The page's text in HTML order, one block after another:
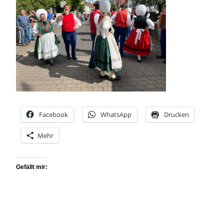
Facebook WhatsApp Drucken
Mehr
Gefällt mir: